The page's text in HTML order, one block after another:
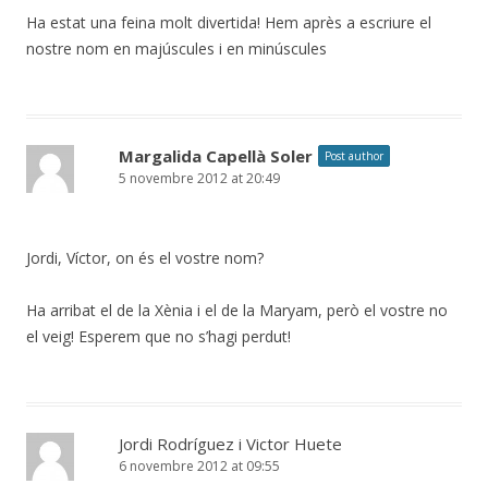
Ha estat una feina molt divertida! Hem après a escriure el
nostre nom en majúscules i en minúscules
Margalida Capellà Soler Post author
5 novembre 2012 at 20:49
Jordi, Víctor, on és el vostre nom?
Ha arribat el de la Xènia i el de la Maryam, però el vostre no
el veig! Esperem que no s’hagi perdut!
Jordi Rodríguez i Victor Huete
6 novembre 2012 at 09:55